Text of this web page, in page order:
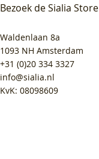
Bezoek de Sialia Store
Waldenlaan 8a
1093 NH Amsterdam
+31 (0)20 334 3327
info@sialia.nl
KvK: 08098609